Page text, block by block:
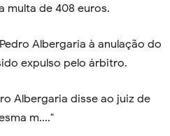
multa de 408 euros.
Albergaria à anulação do
expulso pelo árbitro.
Albergaria disse ao juiz de
m...."